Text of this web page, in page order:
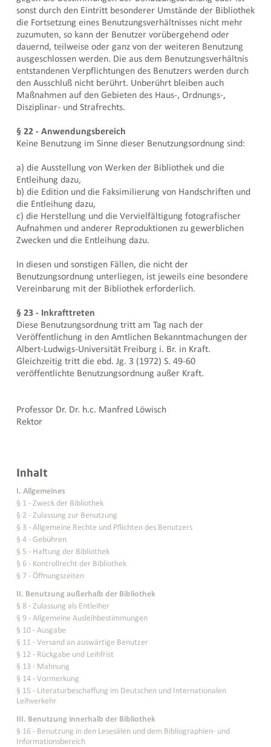
sonst durch den Eintritt besonderer Umstände der Bibliothek
die Fortsetzung eines Benutzungsverhältnisses nicht mehr
zuzumuten, so kann der Benutzer vorübergehend oder
dauernd, teilweise oder ganz von der weiteren Benutzung
ausgeschlossen werden. Die aus dem Benutzungsverhältnis
entstandenen Verpflichtungen des Benutzers werden durch
den Ausschluß nicht berührt. Unberührt bleiben auch
Maßnahmen auf den Gebieten des Haus-, Ordnungs-,
Disziplinar- und Strafrechts.
§ 22 - Anwendungsbereich
Keine Benutzung im Sinne dieser Benutzungsordnung sind:
a) die Ausstellung von Werken der Bibliothek und die
Entleihung dazu,
b) die Edition und die Faksimilierung von Handschriften und
die Entleihung dazu,
c) die Herstellung und die Vervielfältigung fotografischer
Aufnahmen und anderer Reproduktionen zu gewerblichen
Zwecken und die Entleihung dazu.
In diesen und sonstigen Fällen, die nicht der
Benutzungsordnung unterliegen, ist jeweils eine besondere
Vereinbarung mit der Bibliothek erforderlich.
§ 23 - Inkrafttreten
Diese Benutzungsordnung tritt am Tag nach der
Veröffentlichung in den Amtlichen Bekanntmachungen der
Albert-Ludwigs-Universität Freiburg i. Br. in Kraft.
Gleichzeitig tritt die ebd. Jg. 3 (1972) S. 49-60
veröffentlichte Benutzungsordnung außer Kraft.
Professor Dr. Dr. h.c. Manfred Löwisch
Rektor
Informationen
Kontakte
Inhalt
I. Allgemeines
§ 1 - Zweck der Bibliothek
§ 2 - Zulassung zur Benutzung
§ 3 - Allgemeine Rechte und Pflichten des Benutzers
§ 4 - Gebühren
§ 5 - Haftung der Bibliothek
§ 6 - Kontrollrecht der Bibliothek
§ 7 - Öffnungszeiten
II. Benutzung außerhalb der Bibliothek
§ 8 - Zulassung als Entleiher
§ 9 - Allgemeine Ausleihbestimmungen
§ 10 - Ausgabe
§ 11 - Versand an auswärtige Benutzer
§ 12 - Rückgabe und Leihfrist
§ 13 - Mahnung
§ 14 - Vormerkung
§ 15 - Literaturbeschaffung im Deutschen und Internationalen
Leihverkehr
III. Benutzung innerhalb der Bibliothek
§ 16 - Benutzung in den Lesesälen und dem Bibliographien- und
Informationsbereich